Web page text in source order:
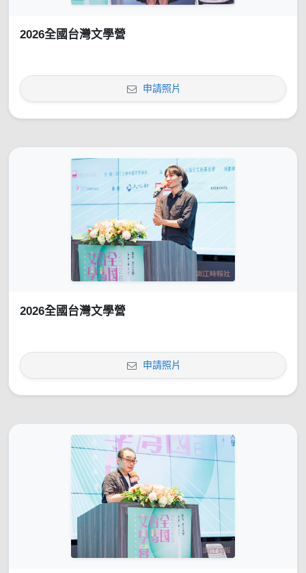
2026全國台灣文學營
申請照片
2026全國台灣文學營
申請照片